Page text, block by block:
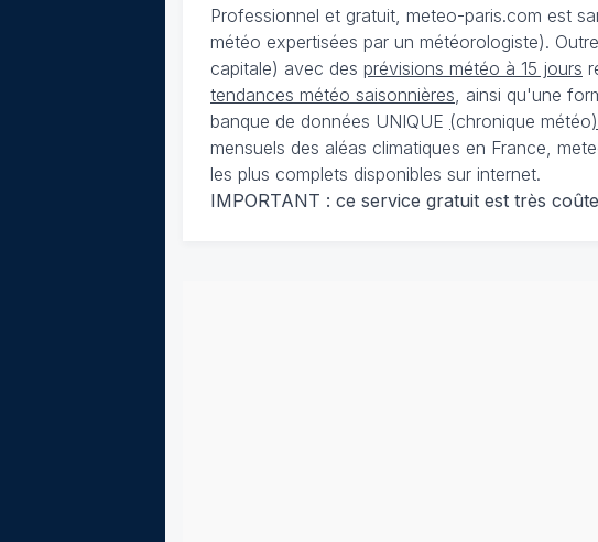
Professionnel et gratuit, meteo-paris.com est
météo expertisées par un météorologiste).
capitale) avec des prévisions météo à 15 jours
tendances météo saisonnières , ainsi qu'une
banque de données UNIQUE (chronique météo)
mensuels des aléas climatiques en France,
les plus complets disponibles sur internet.
IMPORTANT : ce service gratuit est très